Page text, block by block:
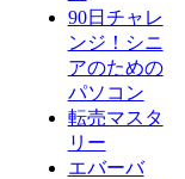
90日チャレ
ンジ！シニ
アのための
パソコン
転売マスタ
リー
エバーバ